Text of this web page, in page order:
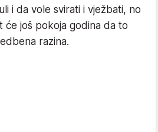
i da vole svirati i vježbati, no
će još pokoja godina da to
razina.